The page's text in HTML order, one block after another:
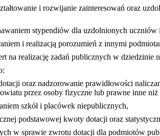
i rozwijanie zainteresowań oraz
stypendiów dla uzdolnionych uczniów
i realizacją porozumień z innymi
na realizację zadań publicznych w
oraz nadzorowanie prawidłowości
przez osoby fizyczne lub prawne inne niż
szkół i placówek niepublicznych,
podstawowej kwoty dotacji oraz
w sprawie zwrotu dotacji dla podmiotów